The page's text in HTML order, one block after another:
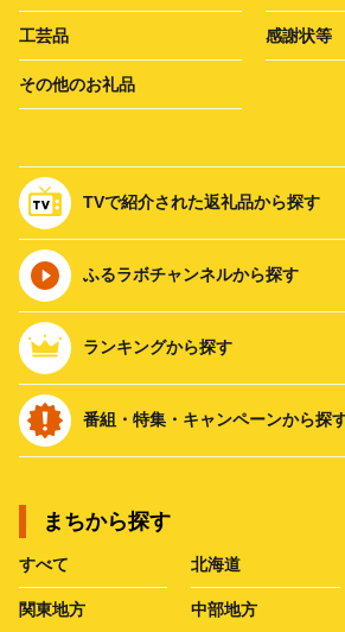
工芸品 感謝状等
その他のお礼品
TVで紹介された返礼品から探す
ふるラボチャンネルから探す
ランキングから探す
番組・特集・キャンペーンから探
まちから探す
すべて 北海道
関東地方 中部地方